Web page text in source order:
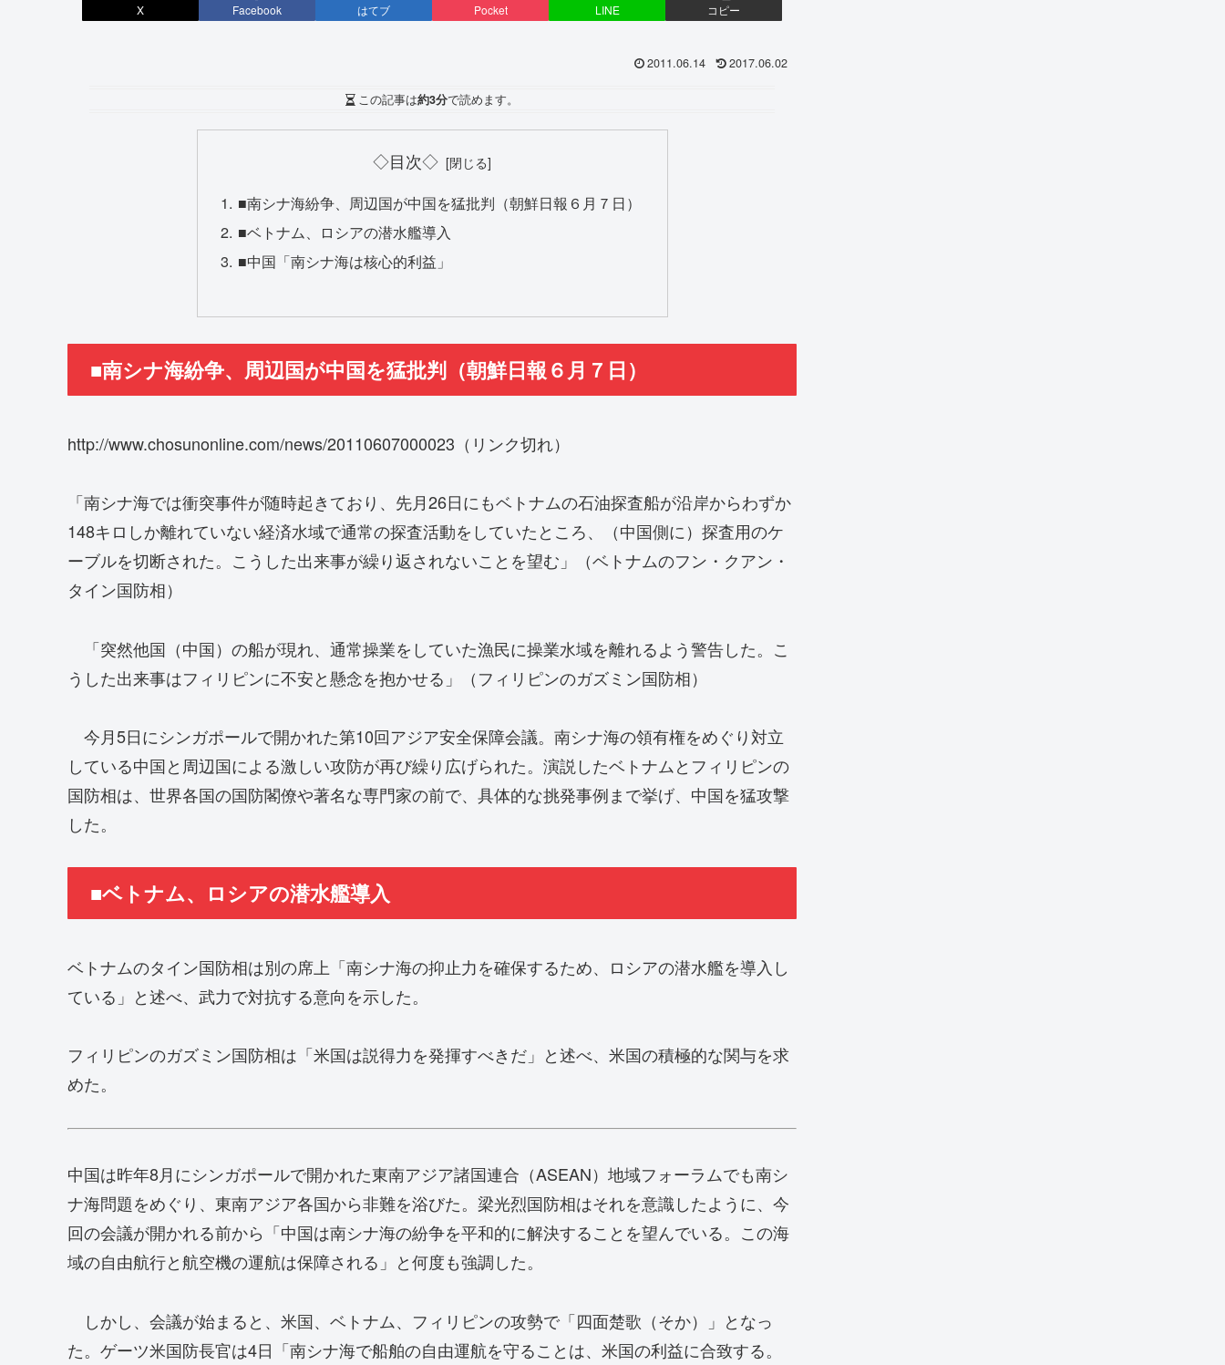
X Facebook はてブ Pocket LINE コピー
2011.06.14 2017.06.02
この記事は約3分で読めます。
◇目次◇
■南シナ海紛争、周辺国が中国を猛批判（朝鮮日報６月７日）
■ベトナム、ロシアの潜水艦導入
■中国「南シナ海は核心的利益」
■南シナ海紛争、周辺国が中国を猛批判（朝鮮日報６月７日）
http://www.chosunonline.com/news/20110607000023（リンク切れ）
「南シナ海では衝突事件が随時起きており、先月26日にもベトナムの石油探査船が沿岸からわずか
148キロしか離れていない経済水域で通常の探査活動をしていたところ、（中国側に）探査用のケ
ーブルを切断された。こうした出来事が繰り返されないことを望む」（ベトナムのフン・クアン・
タイン国防相）
「突然他国（中国）の船が現れ、通常操業をしていた漁民に操業水域を離れるよう警告した。こ
うした出来事はフィリピンに不安と懸念を抱かせる」（フィリピンのガズミン国防相）
今月5日にシンガポールで開かれた第10回アジア安全保障会議。南シナ海の領有権をめぐり対立
している中国と周辺国による激しい攻防が再び繰り広げられた。演説したベトナムとフィリピンの
国防相は、世界各国の国防閣僚や著名な専門家の前で、具体的な挑発事例まで挙げ、中国を猛攻撃
した。
■ベトナム、ロシアの潜水艦導入
ベトナムのタイン国防相は別の席上「南シナ海の抑止力を確保するため、ロシアの潜水艦を導入し
ている」と述べ、武力で対抗する意向を示した。
フィリピンのガズミン国防相は「米国は説得力を発揮すべきだ」と述べ、米国の積極的な関与を求
めた。
中国は昨年8月にシンガポールで開かれた東南アジア諸国連合（ASEAN）地域フォーラムでも南シ
ナ海問題をめぐり、東南アジア各国から非難を浴びた。梁光烈国防相はそれを意識したように、今
回の会議が開かれる前から「中国は南シナ海の紛争を平和的に解決することを望んでいる。この海
域の自由航行と航空機の運航は保障される」と何度も強調した。
しかし、会議が始まると、米国、ベトナム、フィリピンの攻勢で「四面楚歌（そか）」となっ
た。ゲーツ米国防長官は4日「南シナ海で船舶の自由運航を守ることは、米国の利益に合致する。